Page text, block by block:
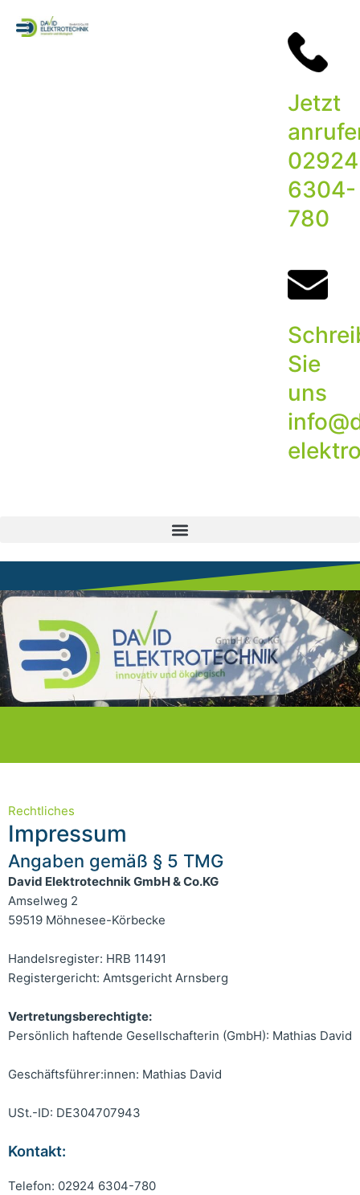
Inhalt
Jetzt
02924
6304-
780
Sie
uns
Rechtliches
Impressum
Angaben gemäß § 5 TMG
David Elektrotechnik GmbH & Co.KG
Amselweg 2
59519 Möhnesee-Körbecke
Handelsregister: HRB 11491
Registergericht: Amtsgericht Arnsberg
Vertretungsberechtigte:
Persönlich haftende Gesellschafterin (GmbH): Mathias David
Geschäftsführer:innen: Mathias David
USt.-ID: DE304707943
Kontakt:
Telefon: 02924 6304-780